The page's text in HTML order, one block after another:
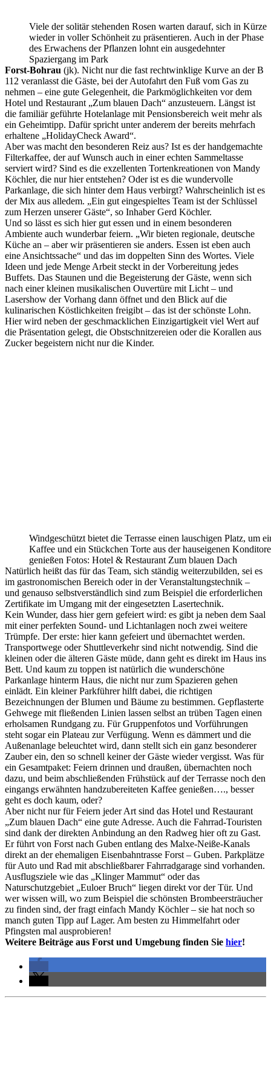
Viele der solitär stehenden Rosen warten darauf, sich in Kürze
wieder in voller Schönheit zu präsentieren. Auch in der Phase
des Erwachens der Pflanzen lohnt ein ausgedehnter
Spaziergang im Park
Forst-Bohrau (jk). Nicht nur die fast rechtwinklige Kurve an der B
112 veranlasst die Gäste, bei der Autofahrt den Fuß vom Gas zu
nehmen – eine gute Gelegenheit, die Parkmöglichkeiten vor dem
Hotel und Restaurant „Zum blauen Dach“ anzusteuern. Längst ist
die familiär geführte Hotelanlage mit Pensionsbereich weit mehr als
ein Geheimtipp. Dafür spricht unter anderem der bereits mehrfach
erhaltene „HolidayCheck Award“.
Aber was macht den besonderen Reiz aus? Ist es der handgemachte
Filterkaffee, der auf Wunsch auch in einer echten Sammeltasse
serviert wird? Sind es die exzellenten Tortenkreationen von Mandy
Köchler, die nur hier entstehen? Oder ist es die wundervolle
Parkanlage, die sich hinter dem Haus verbirgt? Wahrscheinlich ist es
der Mix aus alledem. „Ein gut eingespieltes Team ist der Schlüssel
zum Herzen unserer Gäste“, so Inhaber Gerd Köchler.
Und so lässt es sich hier gut essen und in einem besonderen
Ambiente auch wunderbar feiern. „Wir bieten regionale, deutsche
Küche an – aber wir präsentieren sie anders. Essen ist eben auch
eine Ansichtssache“ und das im doppelten Sinn des Wortes. Viele
Ideen und jede Menge Arbeit steckt in der Vorbereitung jedes
Buffets. Das Staunen und die Begeisterung der Gäste, wenn sich
nach einer kleinen musikalischen Ouvertüre mit Licht – und
Lasershow der Vorhang dann öffnet und den Blick auf die
kulinarischen Köstlichkeiten freigibt – das ist der schönste Lohn.
Hier wird neben der geschmacklichen Einzigartigkeit viel Wert auf
die Präsentation gelegt, die Obstschnitzereien oder die Korallen aus
Zucker begeistern nicht nur die Kinder.
Windgeschützt bietet die Terrasse einen lauschigen Platz, um
Kaffee und ein Stückchen Torte aus der hauseigenen
genießen Fotos: Hotel & Restaurant Zum blauen Dach
Natürlich heißt das für das Team, sich ständig weiterzubilden, sei es
im gastronomischen Bereich oder in der Veranstaltungstechnik –
und genauso selbstverständlich sind zum Beispiel die erforderlichen
Zertifikate im Umgang mit der eingesetzten Lasertechnik.
Kein Wunder, dass hier gern gefeiert wird: es gibt ja neben dem Saal
mit einer perfekten Sound- und Lichtanlagen noch zwei weitere
Trümpfe. Der erste: hier kann gefeiert und übernachtet werden.
Transportwege oder Shuttleverkehr sind nicht notwendig. Sind die
kleinen oder die älteren Gäste müde, dann geht es direkt im Haus ins
Bett. Und kaum zu toppen ist natürlich die wunderschöne
Parkanlage hinterm Haus, die nicht nur zum Spazieren gehen
einlädt. Ein kleiner Parkführer hilft dabei, die richtigen
Bezeichnungen der Blumen und Bäume zu bestimmen. Gepflasterte
Gehwege mit fließenden Linien lassen selbst an trüben Tagen einen
erholsamen Rundgang zu. Für Gruppenfotos und Vorführungen
steht sogar ein Plateau zur Verfügung. Wenn es dämmert und die
Außenanlage beleuchtet wird, dann stellt sich ein ganz besonderer
Zauber ein, den so schnell keiner der Gäste wieder vergisst. Was für
ein Gesamtpaket: Feiern drinnen und draußen, übernachten noch
dazu, und beim abschließenden Frühstück auf der Terrasse noch den
eingangs erwähnten handzubereiteten Kaffee genießen…., besser
geht es doch kaum, oder?
Aber nicht nur für Feiern jeder Art sind das Hotel und Restaurant
„Zum blauen Dach“ eine gute Adresse. Auch die Fahrrad-Touristen
sind dank der direkten Anbindung an den Radweg hier oft zu Gast.
Er führt von Forst nach Guben entlang des Malxe-Neiße-Kanals
direkt an der ehemaligen Eisenbahntrasse Forst – Guben. Parkplätze
für Auto und Rad mit abschließbarer Fahrradgarage sind vorhanden.
Ausflugsziele wie das „Klinger Mammut“ oder das
Naturschutzgebiet „Euloer Bruch“ liegen direkt vor der Tür. Und
wer wissen will, wo zum Beispiel die schönsten Brombeersträucher
zu finden sind, der fragt einfach Mandy Köchler – sie hat noch so
manch guten Tipp auf Lager. Am besten zu Himmelfahrt oder
Pfingsten mal ausprobieren!
Weitere Beiträge aus Forst und Umgebung finden Sie hier!